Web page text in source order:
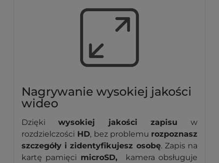
Nagrywanie wysokiej jakości
wideo
Dziękiwysokiej jakości zapisu w
rozdzielczości HD, bez problemu rozpoznasz
szczegóły i zidentyfikujesz osobę. Zapis na
kartę pamięci microSD,
kamera obsługuje